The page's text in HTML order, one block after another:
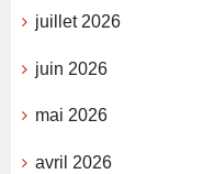
juillet 2026
juin 2026
mai 2026
avril 2026